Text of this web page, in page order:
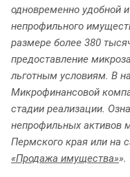
одновременно удобной
непрофильного
размере более 380
предоставление
льготным условиям. В
Микрофинансовой
стадии реализации.
непрофильных
Пермского края или на
«Продажа имущества»».